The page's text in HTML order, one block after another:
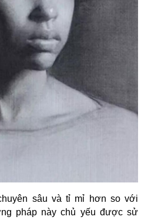
sâu và tỉ mỉ hơn so với
pháp này chủ yếu được sử